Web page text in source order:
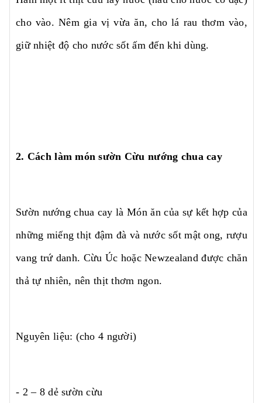
cho vào. Nêm gia vị vừa ăn, cho lá rau thơm vào,
giữ nhiệt độ cho nước sốt ấm đến khi dùng.
2. Cách làm món sườn Cừu nướng chua cay
Sườn nướng chua cay là Món ăn của sự kết hợp của
những miếng thịt đậm đà và nước sốt mật ong, rượu
vang trứ danh. Cừu Úc hoặc Newzealand được chăn
thả tự nhiên, nên thịt thơm ngon.
Nguyên liệu: (cho 4 người)
- 2 – 8 dẻ sườn cừu